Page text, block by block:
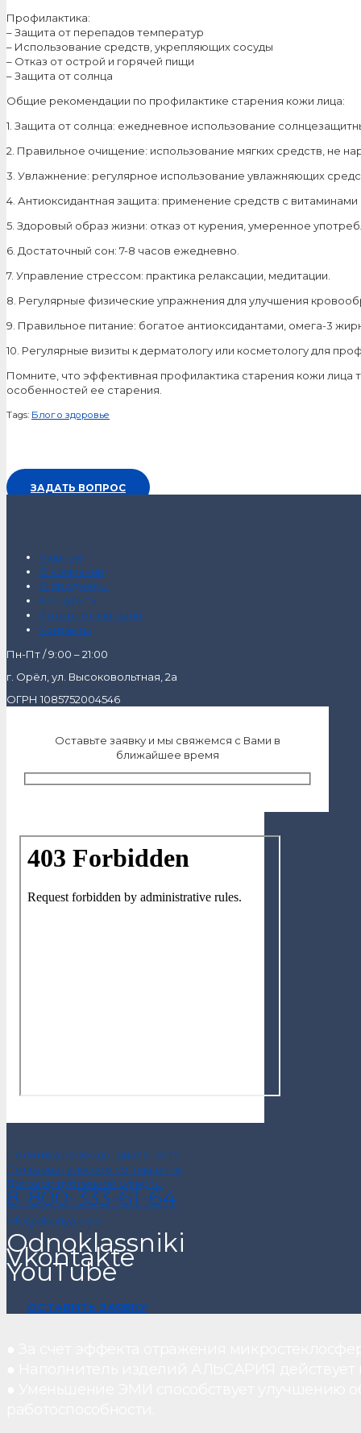
Профилактика:
– Защита от перепадов температур
– Использование средств, укрепляющих сосуды
– Отказ от острой и горячей пищи
– Защита от солнца
Общие рекомендации по профилактике старения кожи лица:
1. Защита от солнца: ежедневное использование
2. Правильное очищение: использование мягких средств, не
3. Увлажнение: регулярное использование увлажняющих
4. Антиоксидантная защита: применение средств с витаминами
5. Здоровый образ жизни: отказ от курения, умеренное
6. Достаточный сон: 7-8 часов ежедневно.
7. Управление стрессом: практика релаксации, медитации.
8. Регулярные физические упражнения для улучшения
9. Правильное питание: богатое антиоксидантами, омега-3
10. Регулярные визиты к дерматологу или косметологу для
Помните, что эффективная профилактика старения кожи лица
особенностей ее старения.
Tags: Блог о здоровье
ЗАДАТЬ ВОПРОС
Главная
О компании
О продукции
Как купить
Интернет-магазин
Контакты
Пн-Пт / 9:00 – 21:00
г. Орёл, ул. Высоковольтная, 2а
ОГРН 1085752004546
Оставьте заявку и мы свяжемся с Вами в
ближайшее время
Политика конфиденциальности
Пользовательское соглашение
Договор публичной оферты
8-800-333-61-64
info@alsariya.com
Odnoklassniki
Vkontakte
YouTube
ОСТАВИТЬ ЗАЯВКУ